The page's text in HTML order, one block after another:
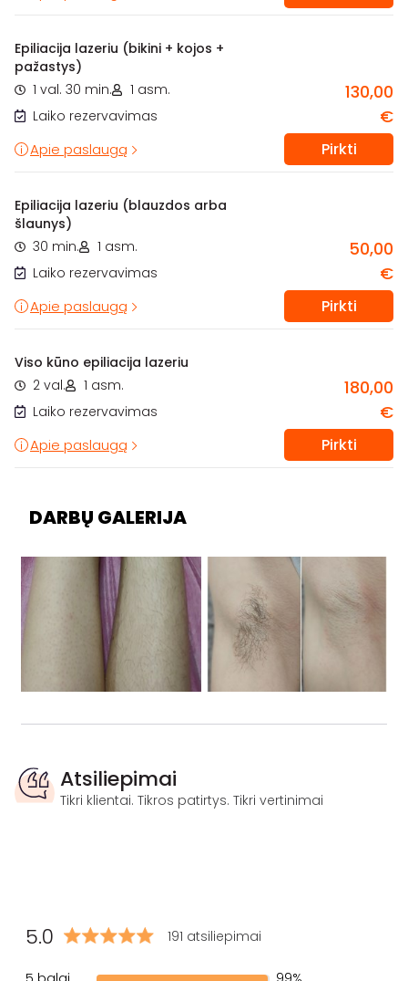
Epiliacija lazeriu (bikini + kojos +
pažastys)
1 val. 30 min.
1 asm.
Laiko rezervavimas
130,00
€
Apie paslaugą Pirkti
Epiliacija lazeriu (blauzdos arba
šlaunys)
30 min.
1 asm.
Laiko rezervavimas
50,00
€
Apie paslaugą Pirkti
Viso kūno epiliacija lazeriu
2 val.
1 asm.
Laiko rezervavimas
180,00
€
Apie paslaugą Pirkti
DARBŲ GALERIJA
Atsiliepimai
Tikri klientai. Tikros patirtys. Tikri vertinimai
5.0 191 atsiliepimai